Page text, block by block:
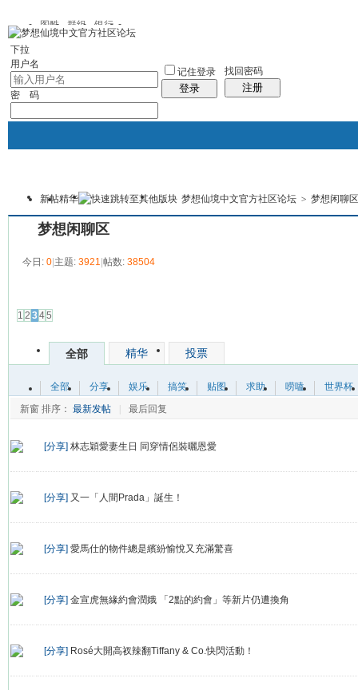
图酷 群组 银行
下拉
用户名
密 码
记住登录
登录
找回密码
注册
银行 群组聚合 我的空间
新帖精华 梦想仙境中文官方社区论坛 > 梦想闲聊区
梦想闲聊区
今日: 0|主题: 3921|帖数: 38504
1 2 345
全部 精华 投票
全部 分享 娱乐 搞笑 贴图 求助 唠嗑
世界杯
新窗 排序： 最新发帖 最后回复
[分享] 林志穎愛妻生日 同穿情侶裝曬恩愛
[分享] 又一「人間Prada」誕生！
[分享] 愛馬仕的物件總是繽紛愉悅又充滿驚喜
[分享] 金宣虎無緣約會潤娥 「2點的約會」等新片仍遭換角
[分享] Rosé大開高衩辣翻Tiffany & Co.快閃活動！